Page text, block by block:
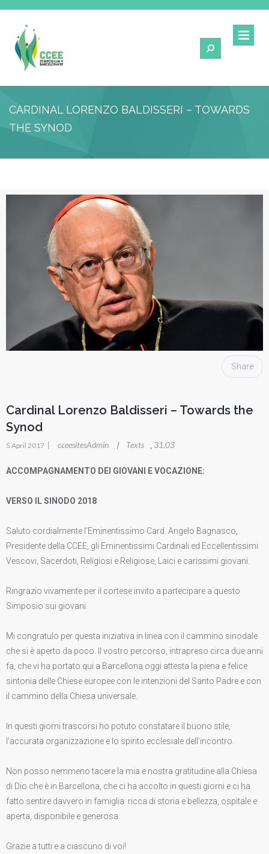
CARDINAL LORENZO BALDISSERI – TOWARDS
THE SYNOD
Share
Cardinal Lorenzo Baldisseri – Towards the
Synod
5 April 2017 | cceesitesAdmin | Texts 31.03
ACCOMPAGNAMENTO DEI GIOVANI E VOCAZIONE:
VERSO IL SINODO 2018
Saluto cordialmente l’Eminentissimo Card. Angelo Bagnasco,
Presidente della CCEE, gli Eminentissimi Cardinali ed Eccellentissimi
Vescovi, Sacerdoti, Religiosi e Religiose, Laici e carissimi giovani.
Ringrazio vivamente per il cortese invito a partecipare a questo
Simposio sui giovani.
Mi congratulo per questa iniziativa in linea con il cammino sinodale
che si è aperto da poco. Il vostro percorso, intrapreso circa due anni
fa, che vi ha portato qui a Barcellona oggi attesta la piena e felice
sintonia delle Chiese europee con le intenzioni del Santo Padre e con
il cammino della Chiesa universale.
In questi giorni trascorsi ho potuto constatare il buono stile,
l’accurata organizzazione e lo spirito ecclesiale dell’incontro.
Non posso nemmeno tacere la mia e nostra gratitudine alla Chiesa
di Dio che è in Barcellona, che ci ha accolto in questi giorni e ci ha
fatto sentire davvero in famiglia: ricca di storia e bellezza, ospitale e
aperta, disponibile e generosa.
Grazie a tutti e a ciascuno di voi!